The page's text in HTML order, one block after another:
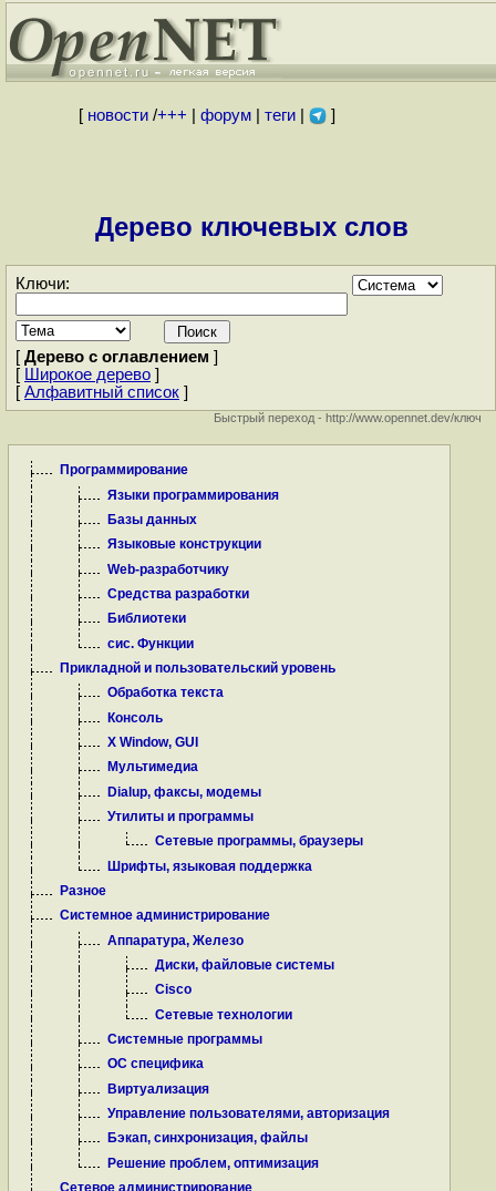
[ новости/+++ форум| теги| ]
Дерево ключевых слов
Ключи:
[ Дерево с оглавлением ]
[ Широкое дерево ]
[ Алфавитный список ]
Быстрый переход - http://www.opennet.dev/ключ
Программирование
Языки программирования
Базы данных
Языковые конструкции
Web-разработчику
Средства разработки
Библиотеки
сис. Функции
Прикладной и пользовательский уровень
Обработка текста
Консоль
X Window, GUI
Мультимедиа
Dialup, факсы, модемы
Утилиты и программы
Сетевые программы, браузеры
Шрифты, языковая поддержка
Разное
Системное администрирование
Аппаратура, Железо
Диски, файловые системы
Cisco
Сетевые технологии
Системные программы
ОС специфика
Виртуализация
Управление пользователями, авторизация
Бэкап, синхронизация, файлы
Решение проблем, оптимизация
Сетевое администрирование